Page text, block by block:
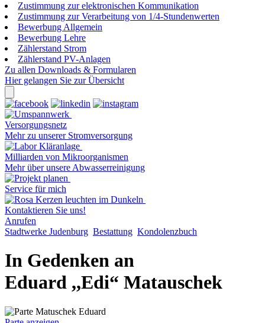
Zustimmung zur elektronischen Kommunikation
Zustimmung zur Verarbeitung von 1/4-Stundenwerten
Bewerbung Allgemein
Bewerbung Lehre
Zählerstand Strom
Zählerstand PV-Anlagen
Zu allen Downloads & Formularen
Hier gelangen Sie zur Übersicht
Versorgungsnetz
Mehr zu unserer Stromversorgung
Milliarden von Mikroorganismen
Mehr über unsere Abwasserreinigung
Service für mich
Kontaktieren Sie uns!
Anrufen
Stadtwerke Judenburg Bestattung Kondolenzbuch
In Gedenken an
Eduard ,,Edi“ Matauschek